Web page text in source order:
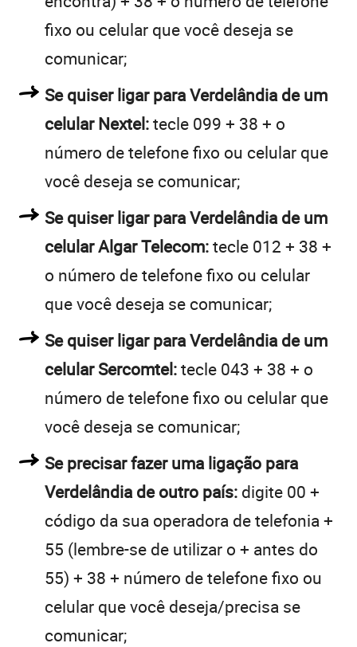
fixo ou celular que você deseja se
comunicar;
Se quiser ligar para Verdelândia de um
celular Nextel:tecle 099 + 38 + o
número de telefone fixo ou celular que
você deseja se comunicar;
Se quiser ligar para Verdelândia de um
celular Algar Telecom:tecle 012 + 38 +
o número de telefone fixo ou celular
que você deseja se comunicar;
Se quiser ligar para Verdelândia de um
celular Sercomtel:tecle 043 + 38 + o
número de telefone fixo ou celular que
você deseja se comunicar;
Se precisar fazer uma ligação para
Verdelândia de outro país: digite 00 +
código da sua operadora de telefonia +
55 (lembre-se de utilizar o + antes do
55) + 38 + número de telefone fixo ou
celular que você deseja/precisa se
comunicar;